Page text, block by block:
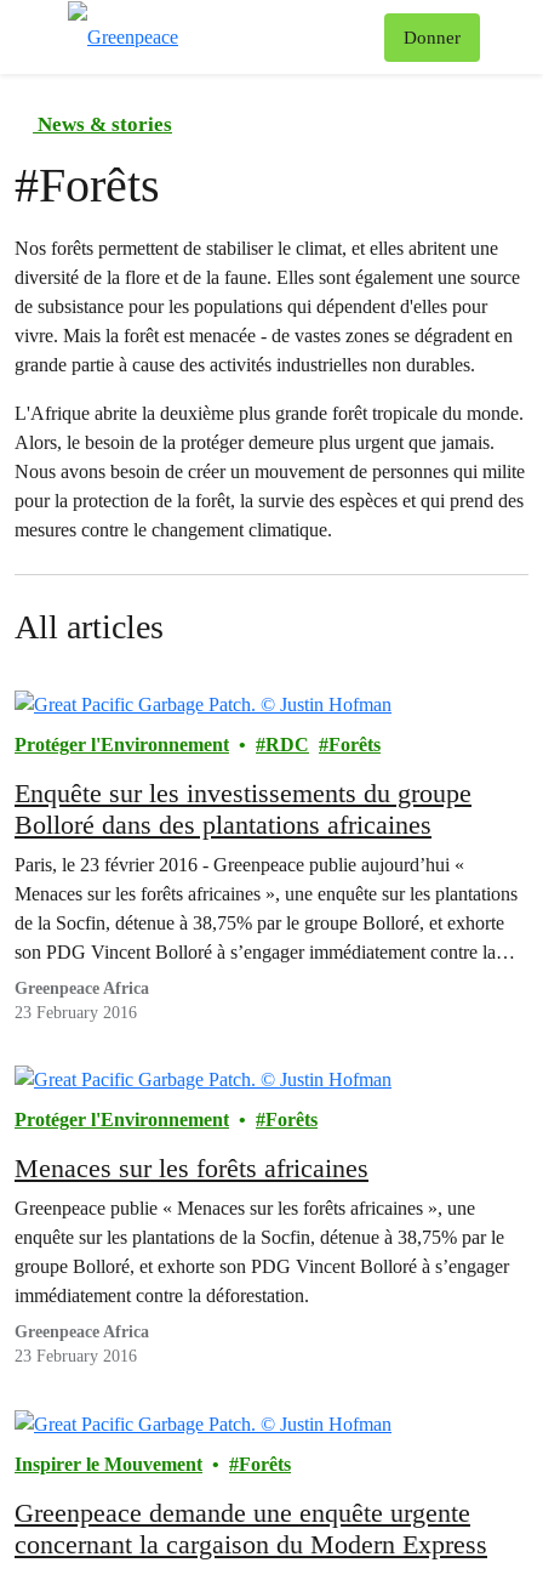
Donner
News & stories
#Forêts
Nos forêts permettent de stabiliser le climat, et elles abritent une
diversité de la flore et de la faune. Elles sont également une source
de subsistance pour les populations qui dépendent d'elles pour
vivre. Mais la forêt est menacée - de vastes zones se dégradent en
grande partie à cause des activités industrielles non durables.
L'Afrique abrite la deuxième plus grande forêt tropicale du monde.
Alors, le besoin de la protéger demeure plus urgent que jamais.
Nous avons besoin de créer un mouvement de personnes qui milite
pour la protection de la forêt, la survie des espèces et qui prend des
mesures contre le changement climatique.
All articles
Protéger l'Environnement RDC Forêts
Enquête sur les investissements du groupe
Bolloré dans des plantations africaines
Paris, le 23 février 2016 - Greenpeace publie aujourd’hui «
Menaces sur les forêts africaines », une enquête sur les plantations
de la Socfin, détenue à 38,75% par le groupe Bolloré, et exhorte
son PDG Vincent Bolloré à s’engager immédiatement contre la
déforestation.
Greenpeace Africa
23 February 2016
Protéger l'Environnement Forêts
Menaces sur les forêts africaines
Greenpeace publie « Menaces sur les forêts africaines », une
enquête sur les plantations de la Socfin, détenue à 38,75% par le
groupe Bolloré, et exhorte son PDG Vincent Bolloré à s’engager
immédiatement contre la déforestation.
Greenpeace Africa
23 February 2016
Inspirer le Mouvement Forêts
Greenpeace demande une enquête urgente
concernant la cargaison du Modern Express